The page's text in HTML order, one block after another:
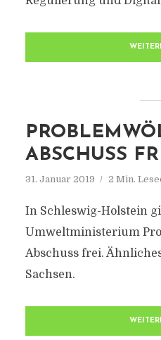
ABSCHUSS
31. Januar 2019 2 Min.
In Schleswig-Holstein
Umweltministerium
Abschuss frei.
Sachsen.